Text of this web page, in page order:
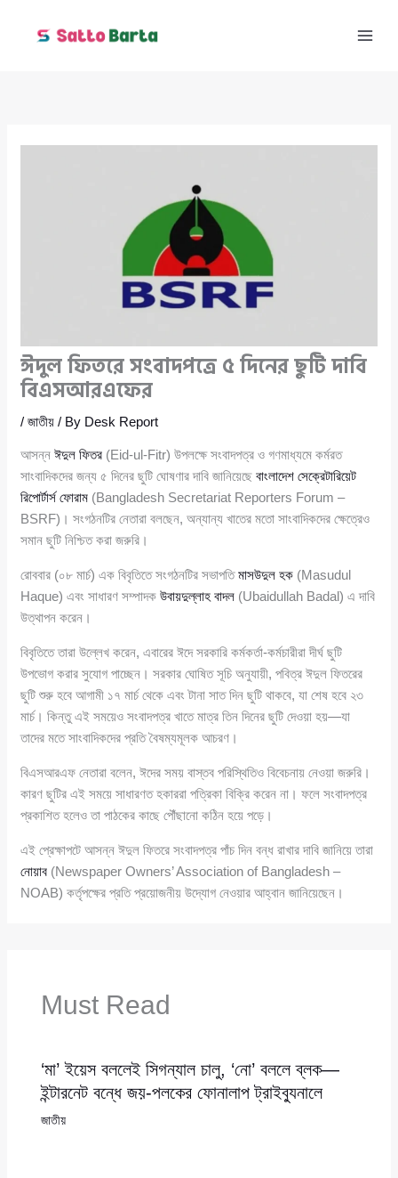
ঈদুল ফিতরে সংবাদপত্রে ৫ দিনের ছুটি দাবি
বিএসআরএফের
/জাতীয় / By Desk Report
আসন্নঈদুল ফিতর (Eid-ul-Fitr) উপলক্ষে সংবাদপত্র ও গণমাধ্যমে কর্মরত
সাংবাদিকদের জন্য ৫ দিনের ছুটি ঘোষণার দাবি জানিয়েছেবাংলাদেশ সেক্রেটারিয়েট
রিপোর্টার্স ফোরাম (Bangladesh Secretariat Reporters Forum –
BSRF)। সংগঠনটির নেতারা বলছেন, অন্যান্য খাতের মতো সাংবাদিকদের ক্ষেত্রেও
সমান ছুটি নিশ্চিত করা জরুরি।
রোববার (০৮ মার্চ) এক বিবৃতিতে সংগঠনটির সভাপতিমাসউদুল হক (Masudul
Haque) এবং সাধারণ সম্পাদকউবায়দুল্লাহ বাদল (Ubaidullah Badal) এ দাবি
উত্থাপন করেন।
বিবৃতিতে তারা উল্লেখ করেন, এবারের ঈদে সরকারি কর্মকর্তা-কর্মচারীরা দীর্ঘ ছুটি
উপভোগ করার সুযোগ পাচ্ছেন। সরকার ঘোষিত সূচি অনুযায়ী, পবিত্র ঈদুল ফিতরের
ছুটি শুরু হবে আগামী ১৭ মার্চ থেকে এবং টানা সাত দিন ছুটি থাকবে, যা শেষ হবে ২৩
মার্চ। কিন্তু এই সময়েও সংবাদপত্র খাতে মাত্র তিন দিনের ছুটি দেওয়া হয়—যা
তাদের মতে সাংবাদিকদের প্রতি বৈষম্যমূলক আচরণ।
বিএসআরএফ নেতারা বলেন, ঈদের সময় বাস্তব পরিস্থিতিও বিবেচনায় নেওয়া জরুরি।
কারণ ছুটির এই সময়ে সাধারণত হকাররা পত্রিকা বিক্রি করেন না। ফলে সংবাদপত্র
প্রকাশিত হলেও তা পাঠকের কাছে পৌঁছানো কঠিন হয়ে পড়ে।
এই প্রেক্ষাপটে আসন্ন ঈদুল ফিতরে সংবাদপত্র পাঁচ দিন বন্ধ রাখার দাবি জানিয়ে তারা
নোয়াব (Newspaper Owners’ Association of Bangladesh –
NOAB) কর্তৃপক্ষের প্রতি প্রয়োজনীয় উদ্যোগ নেওয়ার আহ্বান জানিয়েছেন।
Must Read
‘মা’ ইয়েস বললেই সিগন্যাল চালু, ‘নো’ বললে ব্লক—
ইন্টারনেট বন্ধে জয়-পলকের ফোনালাপ ট্রাইব্যুনালে
জাতীয়